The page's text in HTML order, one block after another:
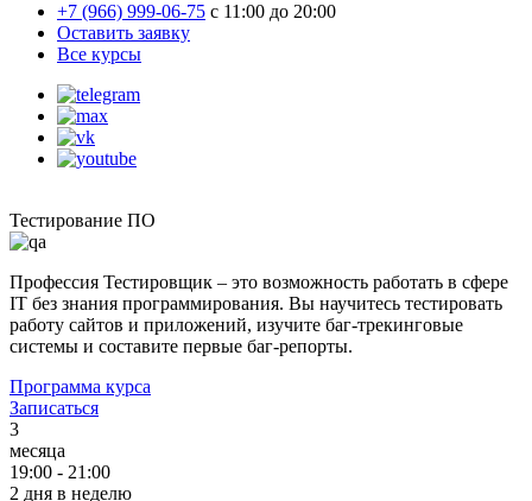
+7 (966) 999-06-75 c 11:00 до 20:00
Оставить заявку
Все курсы
Тестирование ПО
Профессия Тестировщик – это возможность работать в сфере
IT без знания программирования. Вы научитесь тестировать
работу сайтов и приложений, изучите баг-трекинговые
системы и составите первые баг-репорты.
Программа курса
Записаться
3
месяца
19:00 - 21:00
2 дня в неделю